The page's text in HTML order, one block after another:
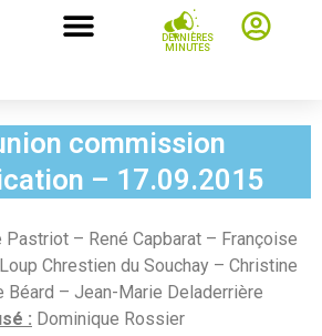
DERNIÈRES
MINUTES
commission
– 17.09.2015
Pastriot – René Capbarat – Françoise
Chrestien du Souchay – Christine
Béard – Jean-Marie Deladerrière
: Dominique Rossier